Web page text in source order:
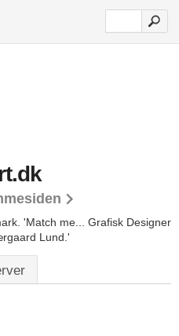
'Match me... Grafisk Designer
Lund.'